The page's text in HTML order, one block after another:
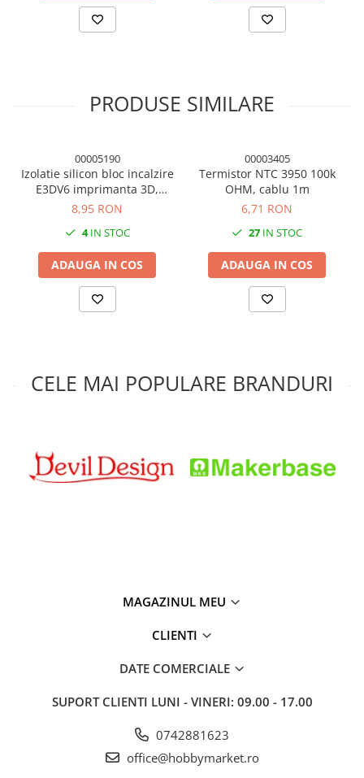
Componente electronice
Rezistente si termistori
Tranzistori si circuite integrate
Intrerupatoare
Smart Home
Accesorii trotinete electrice
Lichidare de stoc
PRODUSE SIMILARE
00005190
Izolatie silicon bloc incalzire
E3DV6 imprimanta 3D,
16x20x12mm
8,95 RON
4IN STOC
ADAUGA IN COS
00003405
Termistor NTC 3950 100k
OHM, cablu 1m
6,71 RON
27 IN STOC
ADAUGA IN COS
CELE MAI POPULARE BRANDURI
MAGAZINUL MEU
CLIENTI
DATE COMERCIALE
SUPORT CLIENTI LUNI - VINERI: 09.00 - 17.00
0742881623
office@hobbymarket.ro